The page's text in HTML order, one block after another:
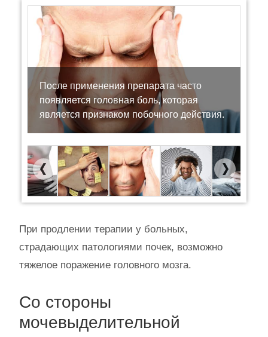
После применения препарата часто
появляется головная боль, которая
является признаком побочного действия.
Previous Next
При продлении терапии у больных,
страдающих патологиями почек, возможно
тяжелое поражение головного мозга.
Со стороны
мочевыделительной